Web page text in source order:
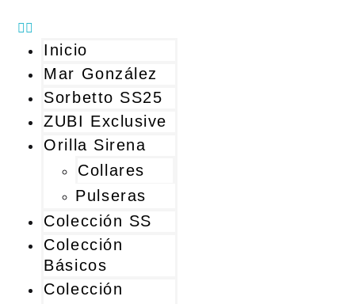
Inicio
Mar González
Sorbetto SS25
ZUBI Exclusive
Orilla Sirena
Collares
Pulseras
Colección SS
Colección
Básicos
Colección